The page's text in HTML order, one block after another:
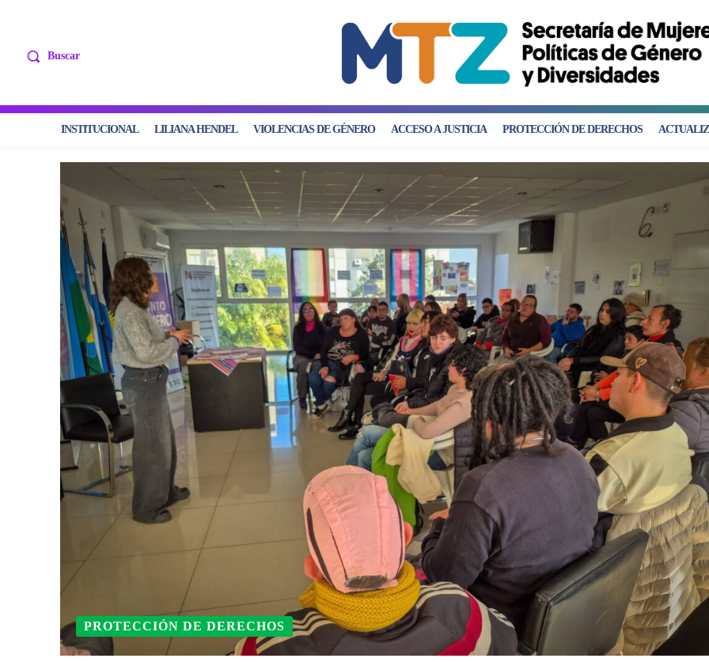
Buscar
INSTITUCIONAL LILIANA HENDEL VIOLENCIAS DE GÉNERO ACCESO A JUSTICIA PROTECCIÓN DE DERECHOS
PROTECCIÓN DE DERECHOS